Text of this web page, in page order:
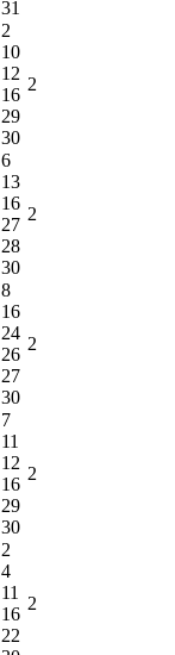
31
2
10
12
16
29
30
2
6
13
16
27
28
30
2
8
16
24
26
27
30
2
7
11
12
16
29
30
2
2
4
11
16
22
2